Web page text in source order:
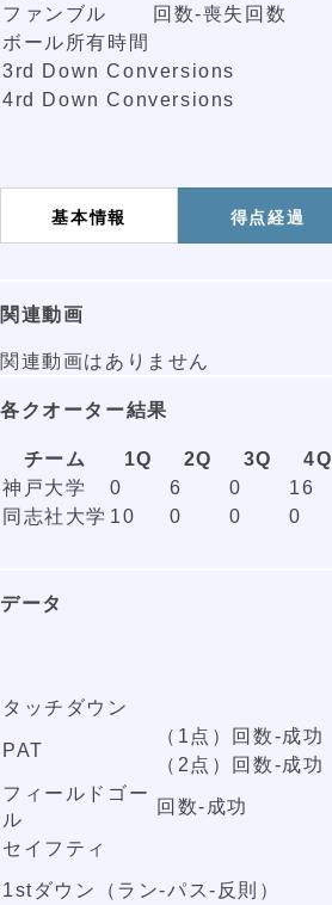
ファンブル
回数-喪失回数
ボール所有時間
3rd Down Conversions
4rd Down Conversions
基本情報 得点経過
関連動画
関連動画はありません
各クオーター結果
チーム 1Q 2Q 3Q 4Q
神戸大学
0 6 0 16
同志社大学 10 0 0 0
データ
タッチダウン
PAT
（1点）回数-成功
（2点）回数-成功
フィールドゴー
ル
回数-成功
セイフティ
1stダウン（ラン-パス-反則）